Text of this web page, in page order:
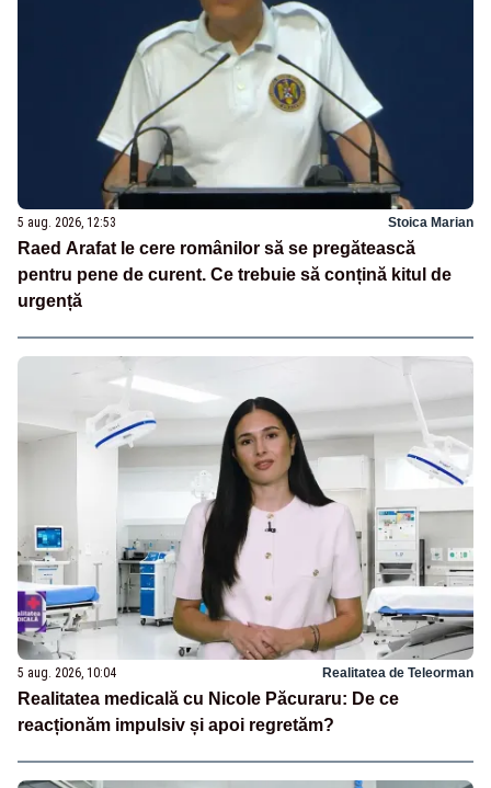
5 aug. 2026, 12:53 Stoica Marian
Raed Arafat le cere românilor să se pregătească
pentru pene de curent. Ce trebuie să conțină kitul de
urgență
5 aug. 2026, 10:04 Realitatea de Teleorman
Realitatea medicală cu Nicole Păcuraru: De ce
reacționăm impulsiv și apoi regretăm?